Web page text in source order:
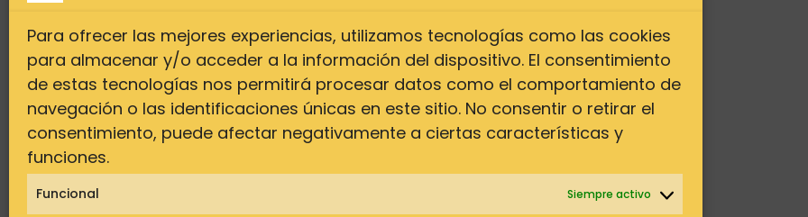
Para ofrecer las mejores experiencias, utilizamos tecnologías como las cookies
para almacenar y/o acceder a la información del dispositivo. El consentimiento
de estas tecnologías nos permitirá procesar datos como el comportamiento de
navegación o las identificaciones únicas en este sitio. No consentir o retirar el
consentimiento, puede afectar negativamente a ciertas características y
funciones.
Funcional Siempre activo